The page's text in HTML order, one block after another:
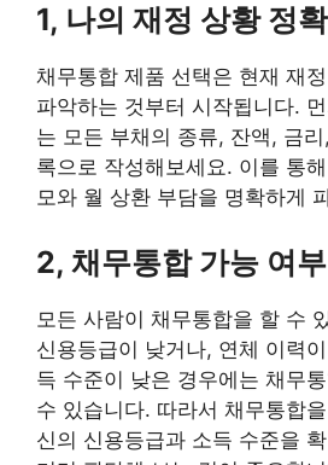
1, 나의 재정 상황 정
채무통합 제품 선택은 현재 재
파악하는 것부터 시작됩니다.
는 모든 부채의 종류, 잔액, 금
록으로 작성해보세요. 이를 통
모와 월 상환 부담을 명확하게
2, 채무통합 가능 여
모든 사람이 채무통합을 할 수
신용등급이 낮거나, 연체 이력
득 수준이 낮은 경우에는 채무
수 있습니다. 따라서 채무통합
신의 신용등급과 소득 수준을